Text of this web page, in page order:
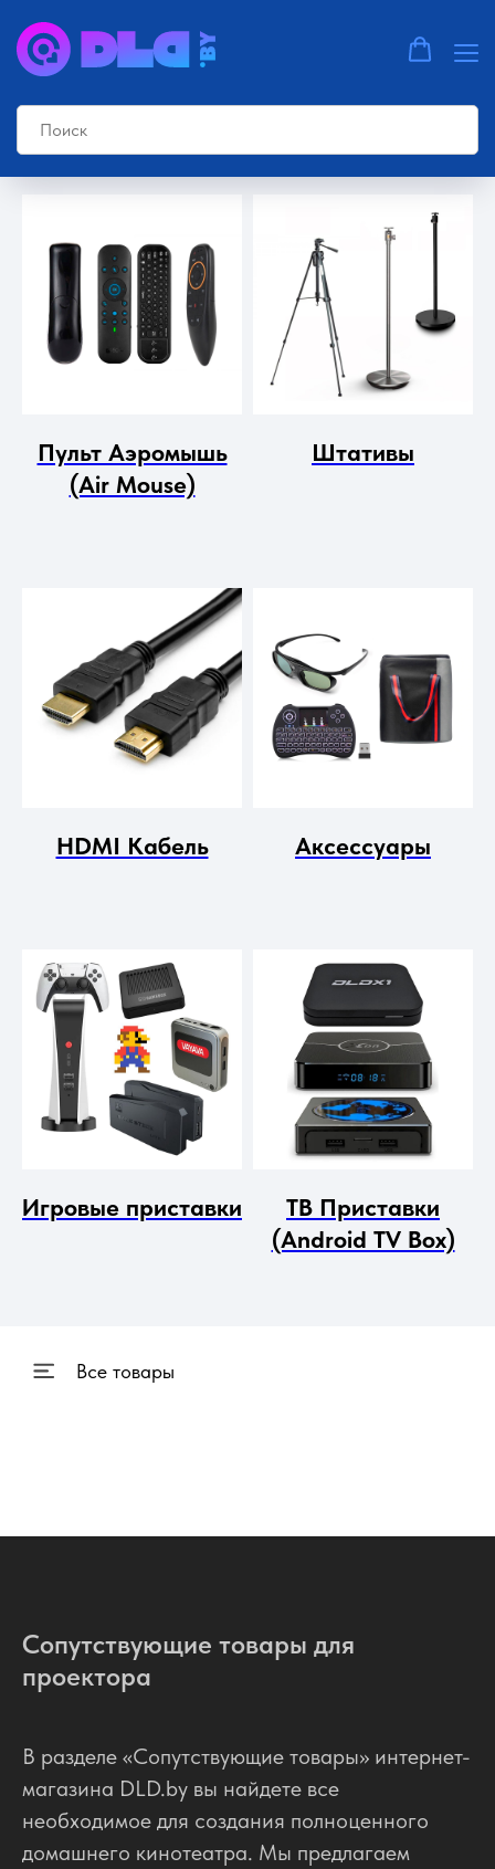
Главная страница » Сопутствующие товары
Пульт Аэромышь
(Air Mouse)
Штативы
HDMI Кабель Аксессуары
Игровые приставки
ТВ Приставки
(Android TV Box)
Все товары
Сопутствующие товары для
проектора
В разделе «Сопутствующие товары» интернет-
магазина DLD.by вы найдете все
необходимое для создания полноценного
домашнего кинотеатра. Мы предлагаем